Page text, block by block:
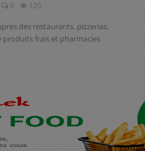
0 120
des restaurants, pizzerias,
produits frais et pharmacies